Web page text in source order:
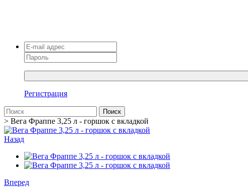
Регистрация
Поиск
> Вега Фраппе 3,25 л - горшок с вкладкой
Назад
Вперед